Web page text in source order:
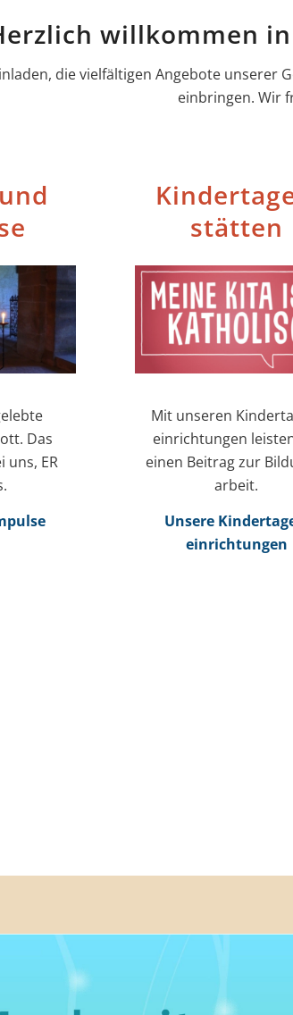
willkommen
die vielfältigen Angebote unserer
einbringen. Wir
Das
uns, ER
stätten
Mit unseren
einrichtungen
einen Beitrag zur
arbeit.
Unsere
einrichtungen